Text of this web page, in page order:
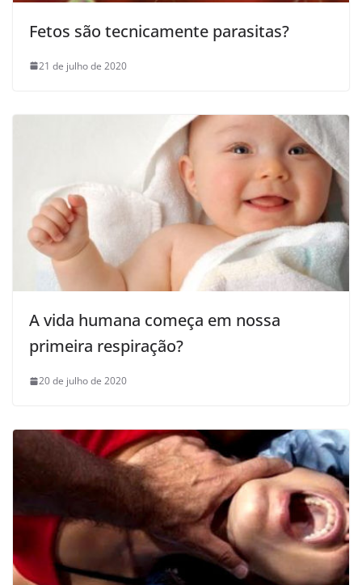
Fetos são tecnicamente parasitas?
21 de julho de 2020
A vida humana começa em nossa
primeira respiração?
20 de julho de 2020